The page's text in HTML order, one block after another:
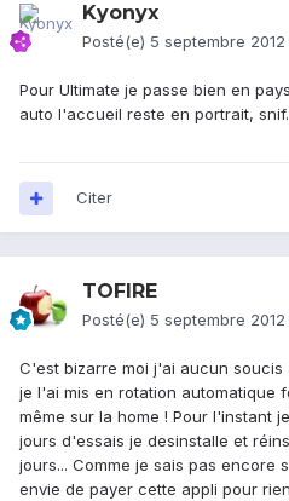
Kyonyx
Posté(e) 5 septembre 2012
Pour Ultimate je passe bien en
auto l'accueil reste en portrait, snif.
Citer
TOFIRE
Posté(e) 5 septembre 2012
C'est bizarre moi j'ai aucun soucis
je l'ai mis en rotation automatique
même sur la home ! Pour l'instant
jours d'essais je desinstalle et
jours... Comme je sais pas encore
envie de payer cette appli pour